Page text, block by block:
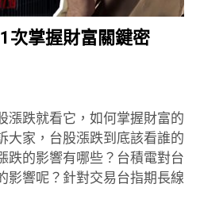
次掌握財富關鍵密
漲跌就看它，如何掌握財富的
大家，台股漲跌到底該看誰的
跌的影響有哪些？台積電對台
影響呢？針對交易台指期長線